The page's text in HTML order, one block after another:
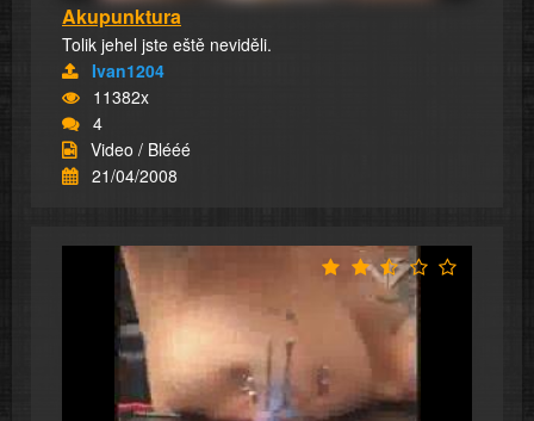
Akupunktura
Tolik jehel jste eště neviděli.
Ivan1204
11382x
4
Video / Blééé
21/04/2008